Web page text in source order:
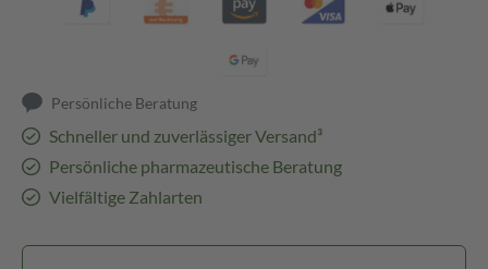
Persönliche Beratung
Schneller und zuverlässiger Versand³
Persönliche pharmazeutische Beratung
Vielfältige Zahlarten